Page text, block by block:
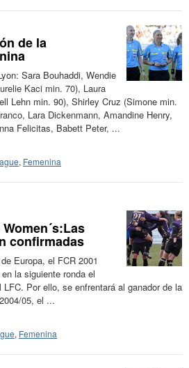
de la
Sara Bouhaddi, Wendie
Kaci min. 70), Laura
Lehn min. 90), Shirley Cruz (Simone min.
Lara Dickenmann, Amandine Henry,
Felicitas, Babett Peter, ...
, Femenina
confirmadas
Europa, el FCR 2001
la siguiente ronda el
Por ello, se enfrentará al ganador de la
05, el ...
, Femenina